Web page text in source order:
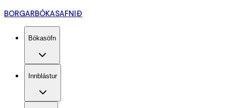
BORGARBÓKASAFNIÐ
Bókasöfn
Innblástur